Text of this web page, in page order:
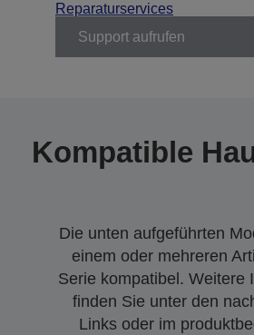
Reparaturservices
Support aufrufen
Kompatible
Die unten aufgeführten
einem oder mehreren
Serie kompatibel. Weitere
finden Sie unter den
Links oder im